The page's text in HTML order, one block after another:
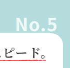
No.5
ード。